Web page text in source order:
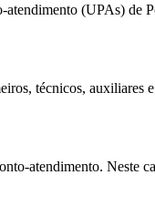
atendimento (UPAs) de
técnicos, auxiliares
atendimento. Neste